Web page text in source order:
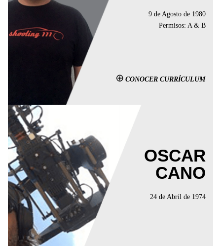
9 de Agosto de 1980
Permisos: A & B
CONOCER CURRÍCULUM
OSCAR
CANO
24 de Abril de 1974